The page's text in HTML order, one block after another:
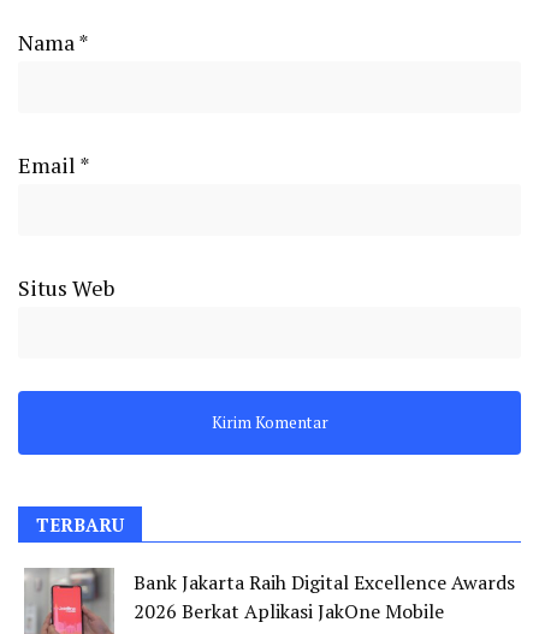
Nama*
Email *
Situs Web
TERBARU
Bank Jakarta Raih Digital Excellence Awards
2026 Berkat Aplikasi JakOne Mobile